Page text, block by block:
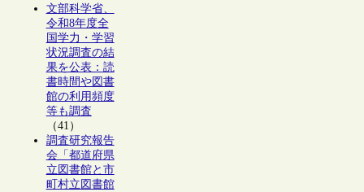
文部科学省、
令和8年度全
国学力・学習
状況調査の結
果を公表：読
書時間や図書
館の利用頻度
等も調査
（41）
調査研究報告
会「都道府県
立図書館と市
町村立図書館